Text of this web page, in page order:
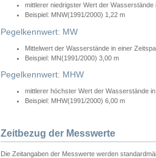
mittlerer niedrigster Wert der Wasserstände
Beispiel: MNW(1991/2000) 1,22 m
Pegelkennwert: MW
Mittelwert der Wasserstände in einer
Beispiel: MN(1991/2000) 3,00 m
Pegelkennwert: MHW
mittlerer höchster Wert der Wasserstände
Beispiel: MHW(1991/2000) 6,00 m
Zeitbezug der Messwerte
Die Zeitangaben der Messwerte werden